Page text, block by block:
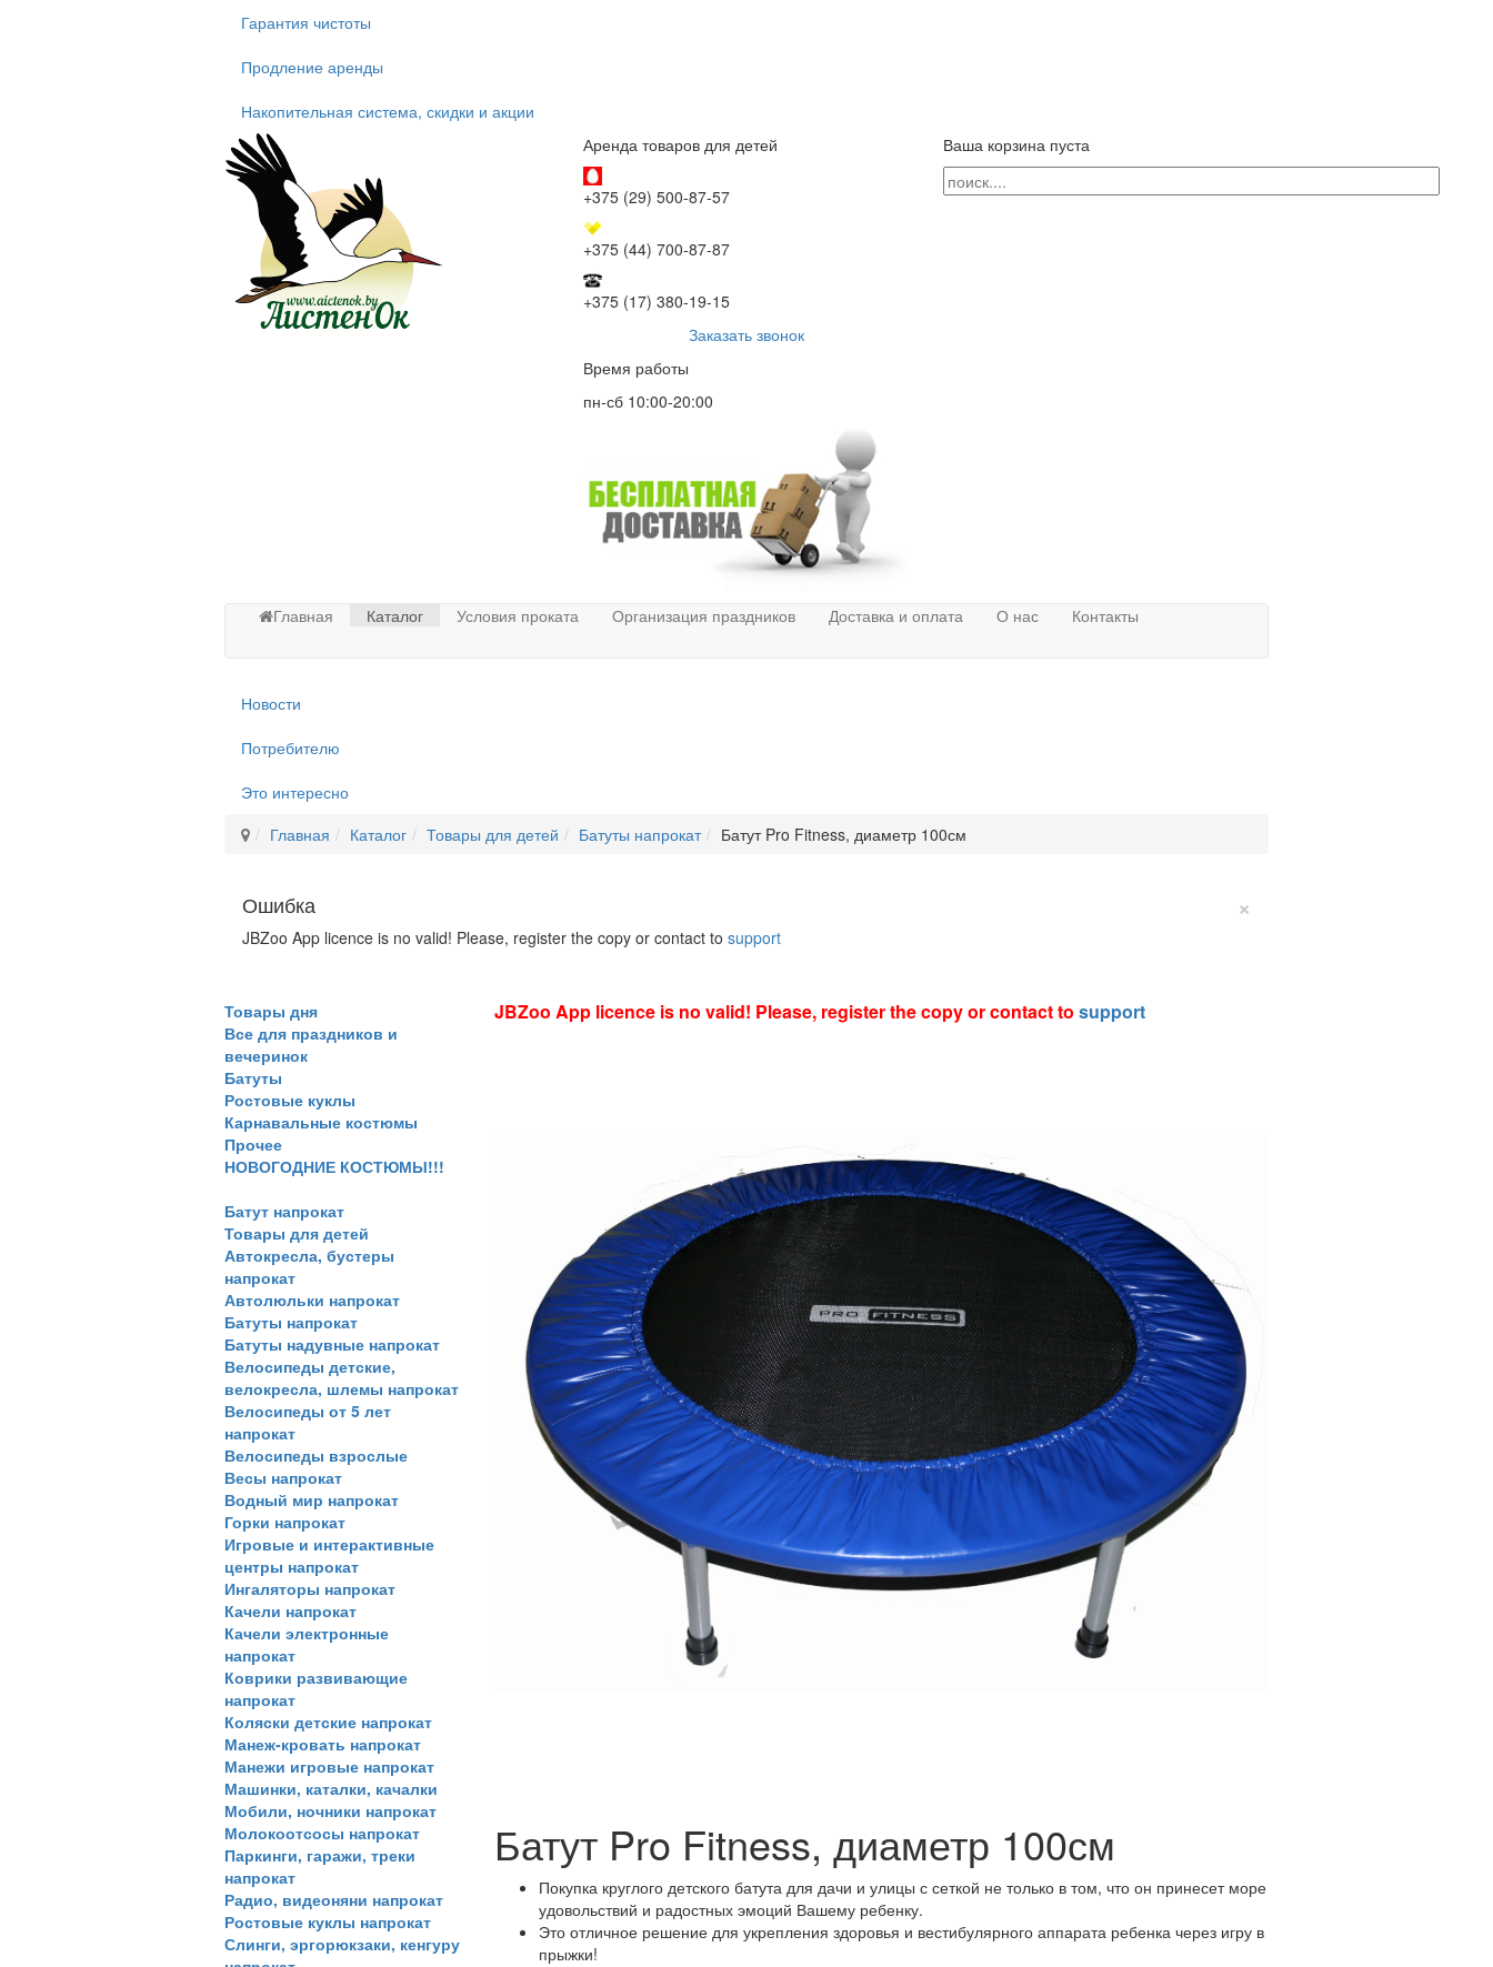
Гарантия чистоты
Продление аренды
Накопительная система, скидки и акции
Аренда товаров для детей
+375 (29) 500-87-57
+375 (44) 700-87-87
+375 (17) 380-19-15
Заказать звонок
Время работы
пн-сб 10:00-20:00
Ваша корзина пуста
Главная Каталог Условия проката Организация праздников Доставка и оплата О нас Контакты
Новости
Потребителю
Это интересно
Главная
Каталог Товары для детей Батуты напрокат Батут Pro Fitness, диаметр 100см
×
Ошибка
JBZoo App licence is no valid! Please, register the copy or contact to support
Товары дня
Все для праздников и
вечеринок
Батуты
Ростовые куклы
Карнавальные костюмы
Прочее
НОВОГОДНИЕ КОСТЮМЫ!!!
Батут напрокат
Товары для детей
Автокресла, бустеры
напрокат
Автолюльки напрокат
Батуты напрокат
Батуты надувные напрокат
Велосипеды детские,
велокресла, шлемы напрокат
Велосипеды от 5 лет
напрокат
Велосипеды взрослые
Весы напрокат
Водный мир напрокат
Горки напрокат
Игровые и интерактивные
центры напрокат
Ингаляторы напрокат
Качели напрокат
Качели электронные
напрокат
Коврики развивающие
напрокат
Коляски детские напрокат
Манеж-кровать напрокат
Манежи игровые напрокат
Машинки, каталки, качалки
Мобили, ночники напрокат
Молокоотсосы напрокат
Паркинги, гаражи, треки
напрокат
Радио, видеоняни напрокат
Ростовые куклы напрокат
Слинги, эргорюкзаки, кенгуру
JBZoo App licence is no valid! Please, register the copy or contact to support
Батут Pro Fitness, диаметр 100см
Покупка круглого детского батута для дачи и улицы с сеткой не только в том, что он принесет море
удовольствий и радостных эмоций Вашему ребенку.
Это отличное решение для укрепления здоровья и вестибулярного аппарата ребенка через игру в
прыжки!